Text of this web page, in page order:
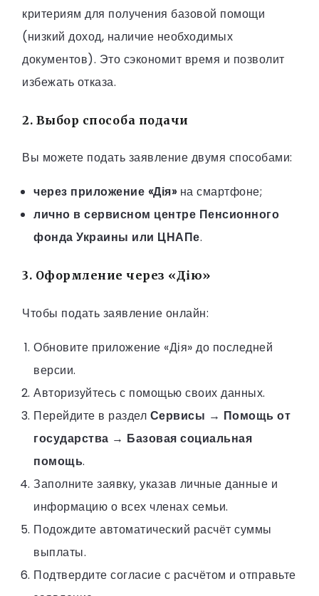
критериям для получения базовой помощи
(низкий доход, наличие необходимых
документов). Это сэкономит время и позволит
избежать отказа.
2. Выбор способа подачи
Вы можете подать заявление двумя способами:
через приложение «Дія»на смартфоне;
лично в сервисном центре Пенсионного
фонда Украины или ЦНАПе.
3. Оформление через «Дію»
Чтобы подать заявление онлайн:
Обновите приложение «Дія» до последней
версии.
Авторизуйтесь с помощью своих данных.
Перейдите в раздел Сервисы → Помощь от
государства → Базовая социальная
помощь.
Заполните заявку, указав личные данные и
информацию о всех членах семьи.
Подождите автоматический расчёт суммы
выплаты.
Подтвердите согласие с расчётом и отправьте